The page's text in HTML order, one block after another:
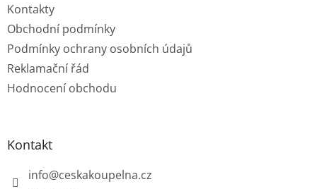
Kontakty
Obchodní podmínky
Podmínky ochrany osobních údajů
Reklamační řád
Hodnocení obchodu
Kontakt
info@ceskakoupelna.cz